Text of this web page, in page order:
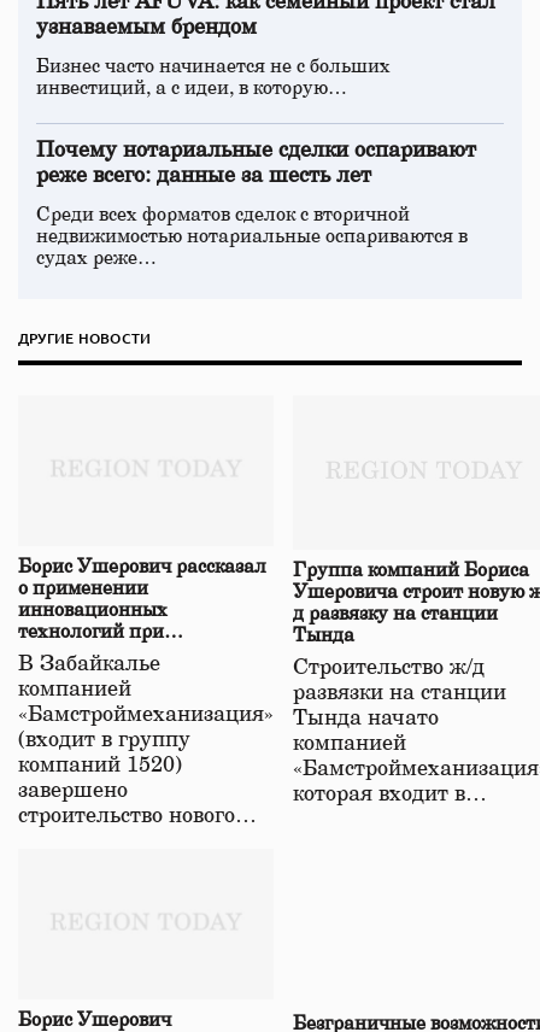
узнаваемым брендом
Бизнес часто начинается не с больших
инвестиций, а с идеи, в которую…
Почему нотариальные сделки оспаривают
реже всего: данные за шесть лет
Среди всех форматов сделок с вторичной
недвижимостью нотариальные оспариваются в
судах реже…
ДРУГИЕ НОВОСТИ
Борис Ушерович рассказал
о применении
инновационных
технологий при
строительстве нового моста
в Забайкалье
В Забайкалье
компанией
«Бамстроймеханизация»
(входит в группу
компаний 1520)
завершено
строительство нового…
Группа компаний Бориса
Ушеровича строит новую
д развязку на станции
Тында
Строительство ж/д
развязки на станции
Тында начато
компанией
которая входит в…
Борис Ушерович
Безграничные